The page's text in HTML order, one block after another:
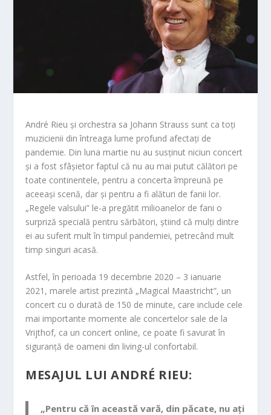
André Rieu și orchestra sa Johann Strauss sunt ca toți
muzicienii din întreaga lume profund afectați de
pandemie. Din luna martie nu au susținut niciun concert
și a fost sfâșietor faptul că nu au mai putut călători pe
toate continentele, pentru a concerta împreună pe
aceeași scenă, dar și pentru a fi alături de fanii lor.
„Regele valsului” le-a pregătit milioanelor de fani o
surpriză specială pentru sărbători, știind că mulți dintre
ei au suferit mult în timpul pandemiei, petrecând mult
timp singuri acasă.
Astfel, în perioada 19 decembrie 2020 – 3 ianuarie
2021, marele artist prezintă „Magical Maastricht”, un
concert cu o durată de 150 de minute, care include cele
mai importante momente ale concertelor sale de la
Vrijthof, ca un concert online, ce poate fi savurat în
siguranță de oameni din living-ul confortabil.
MESAJUL LUI ANDRÉ RIEU:
„Pentru că în această vară, din păcate, nu ați